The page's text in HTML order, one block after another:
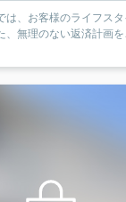
は、お客様のライフス
、無理のない返済計画